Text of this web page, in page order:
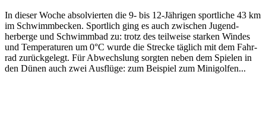
In dieser Woche ab­solvierten die 9- bis 12-Jährigen sport­liche 43 km
im Schwimm­becken. Sport­lich ging es auch zwischen Jugend­
herberge und Schwimm­bad zu: trotz des teil­weise starken Windes
und Tem­peraturen um 0°C wurde die Strecke täglich mit dem Fahr­
rad zurückgelegt. Für Ab­wechslung sorgten neben dem Spielen in
den Dünen auch zwei Aus­flüge: zum Bei­spiel zum Mini­golfen...